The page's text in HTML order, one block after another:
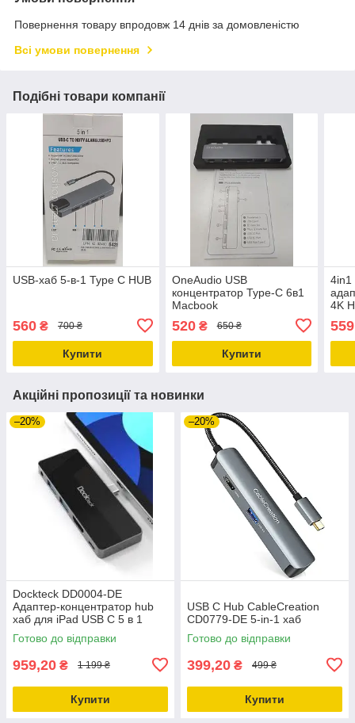
Повернення товару впродовж 14 днів за домовленістю
Всі умови повернення
Подібні товари компанії
USB-хаб 5-в-1 Type C HUB
560 ₴ 700 ₴
Купити
OneAudio USB
концентратор Type-C 6в1
Macbook
520₴ 650 ₴
Купити
4in1
4K
Акційні пропозиції та новинки
–20%
Dockteck DD0004-DE
Адаптер-концентратор hub
хаб для iPad USB C 5 в 1
Готово до відправки
959,20 ₴ 1 199 ₴
Купити
–20%
USB C Hub CableCreation
CD0779-DE 5-in-1 хаб
Готово до відправки
399,20 ₴ 499 ₴
Купити